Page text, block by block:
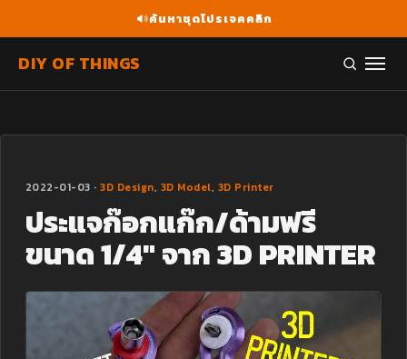
ค้นหาชุดโปรเจคคลิก
DIY OF THINGS
2022-01-03 ·3D Design, 3D Model, 3D Printer
ประแจก๊อกแก๊ก/ด้ามฟรี
ขนาด 1/4″ จาก 3D PRINTER